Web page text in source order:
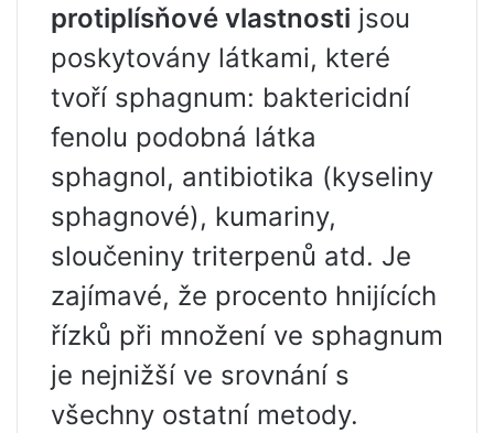
protiplísňové vlastnosti jsou
poskytovány látkami, které
tvoří sphagnum: baktericidní
fenolu podobná látka
sphagnol, antibiotika (kyseliny
sphagnové), kumariny,
sloučeniny triterpenů atd. Je
zajímavé, že procento hnijících
řízků při množení ve sphagnum
je nejnižší ve srovnání s
všechny ostatní metody.